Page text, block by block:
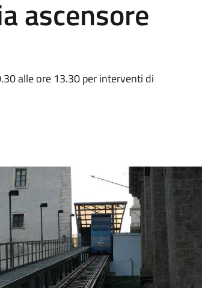
ascensore
alle ore 13.30 per interventi di